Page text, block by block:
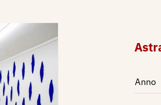
Anno